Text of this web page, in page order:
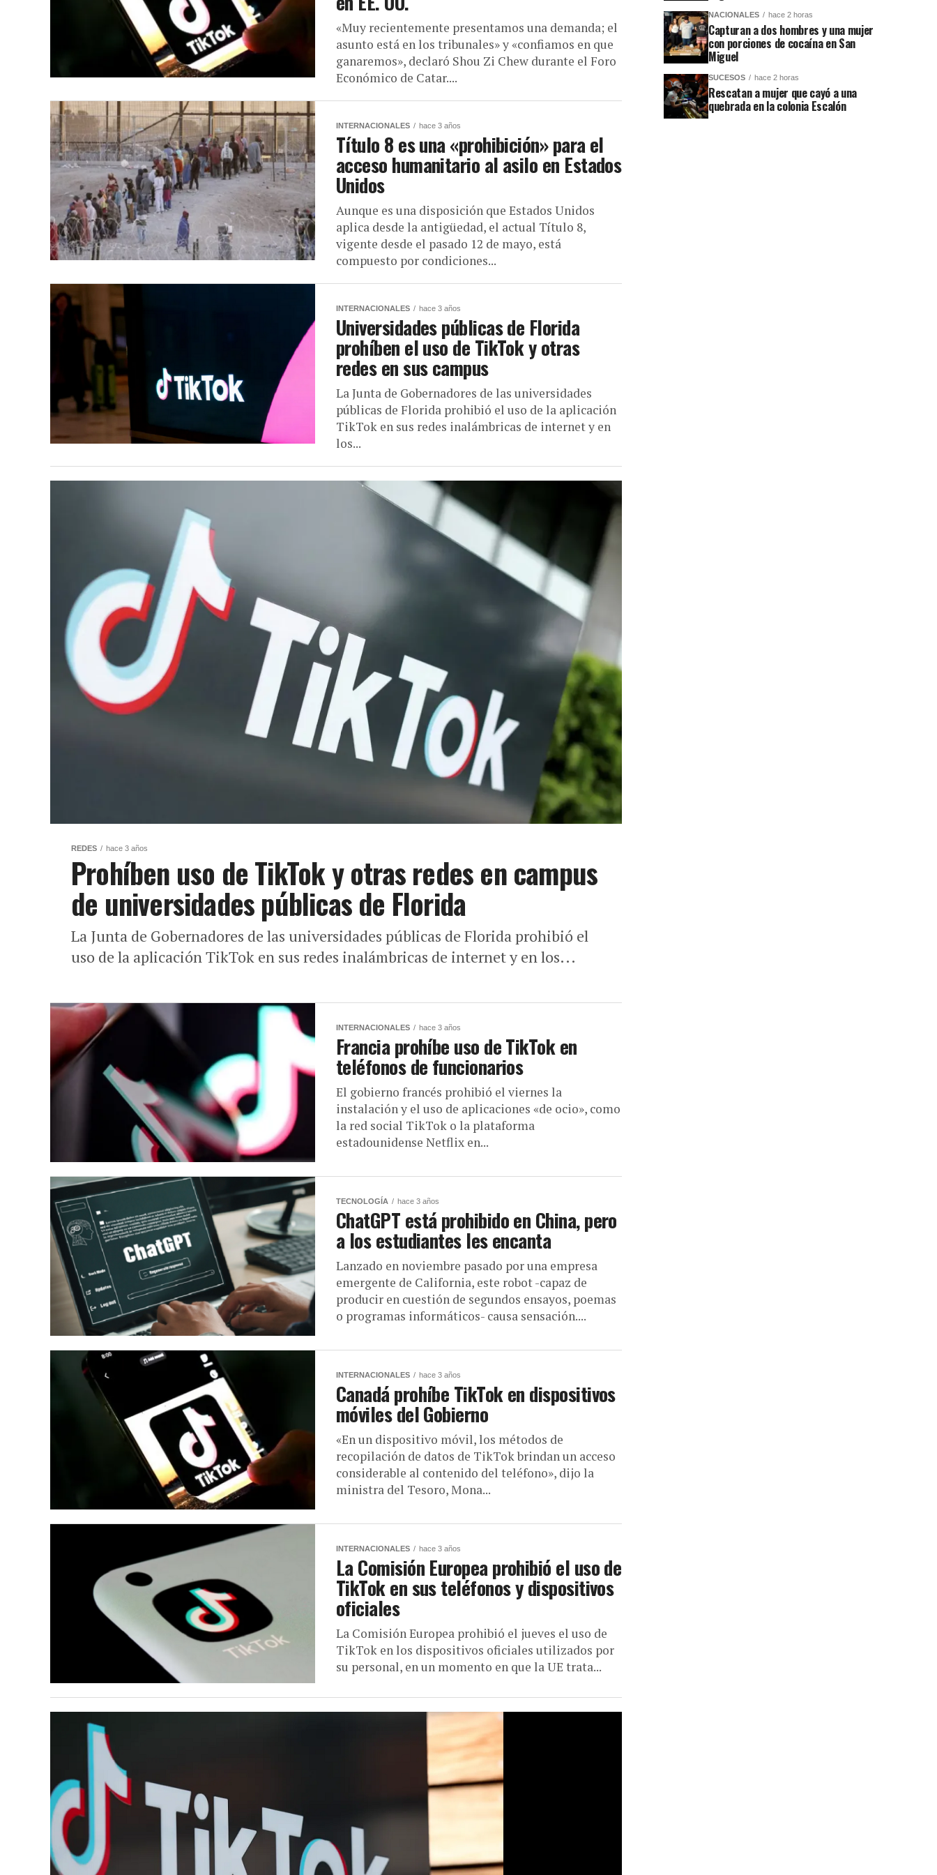
«Muy recientemente presentamos una demanda; el
asunto está en los tribunales» y «confiamos en que
ganaremos», declaró Shou Zi Chew durante el Foro
Económico de Catar....
INTERNACIONALES hace 3 años
Título 8 es una «prohibición» para el
acceso humanitario al asilo en Estados
Unidos
Aunque es una disposición que Estados Unidos
aplica desde la antigüedad, el actual Título 8,
vigente desde el pasado 12 de mayo, está
compuesto por condiciones...
INTERNACIONALES hace 3 años
Universidades públicas de Florida
prohíben el uso de TikTok y otras
redes en sus campus
La Junta de Gobernadores de las universidades
públicas de Florida prohibió el uso de la aplicación
TikTok en sus redes inalámbricas de internet y en
los...
REDES hace 3 años
Prohíben uso de TikTok y otras redes en campus
de universidades públicas de Florida
La Junta de Gobernadores de las universidades públicas de Florida prohibió el
uso de la aplicación TikTok en sus redes inalámbricas de internet y en los...
INTERNACIONALES hace 3 años
Francia prohíbe uso de TikTok en
teléfonos de funcionarios
El gobierno francés prohibió el viernes la
instalación y el uso de aplicaciones «de ocio», como
la red social TikTok o la plataforma
estadounidense Netflix en...
TECNOLOGÍA hace 3 años
ChatGPT está prohibido en China, pero
a los estudiantes les encanta
Lanzado en noviembre pasado por una empresa
emergente de California, este robot -capaz de
producir en cuestión de segundos ensayos, poemas
o programas informáticos- causa sensación....
INTERNACIONALES hace 3 años
Canadá prohíbe TikTok en dispositivos
móviles del Gobierno
«En un dispositivo móvil, los métodos de
recopilación de datos de TikTok brindan un acceso
considerable al contenido del teléfono», dijo la
ministra del Tesoro, Mona...
INTERNACIONALES hace 3 años
La Comisión Europea prohibió el uso de
TikTok en sus teléfonos y dispositivos
oficiales
La Comisión Europea prohibió el jueves el uso de
TikTok en los dispositivos oficiales utilizados por
su personal, en un momento en que la UE trata...
NACIONALES hace 2 horas
Capturan a dos hombres y una mujer
con porciones de cocaína en San
Miguel
SUCESOS hace 2 horas
Rescatan a mujer que cayó a una
quebrada en la colonia Escalón